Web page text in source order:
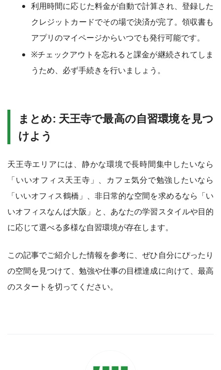
利用時間に応じた料金が自動で計算され、登録した
クレジットカードでその場で決済が完了。領収書も
アプリのマイページからいつでも発行可能です。
※チェックアウトを忘れると課金が継続されてしま
うため、必ず手続きを行いましょう。
まとめ: 天王寺で最高の自習環境を見つ
けよう
天王寺エリアには、静かな環境で長時間集中したいなら
「いいオフィス天王寺」、カフェ気分で勉強したいなら
「いいオフィス鶴橋」、非日常的な空間を求めるなら「い
いオフィスなんば大阪」と、あなたの学習スタイルや目的
に応じて選べる多様な自習環境が存在します。
この記事でご紹介した情報を参考に、ぜひ自分にぴったり
の空間を見つけて、勉強や仕事の目標達成に向けて、最高
のスタートを切ってください。